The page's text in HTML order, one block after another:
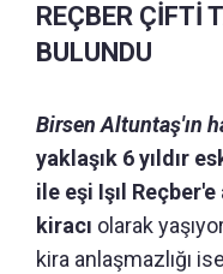
REÇBER ÇİFTİ
BULUNDU
Birsen Altuntaş'ın
yaklaşık 6 yıldır
ile eşi Işıl
kiracı olarak
kira anlaşmazlığı